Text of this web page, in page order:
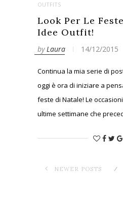
OUTFITS
Look Per Le
Idee Outfit!
byLaura 14/12/2015
Continua la mia serie di
oggi è ora di iniziare a
feste di Natale! Le
ultime settimane che
NEWER POSTS